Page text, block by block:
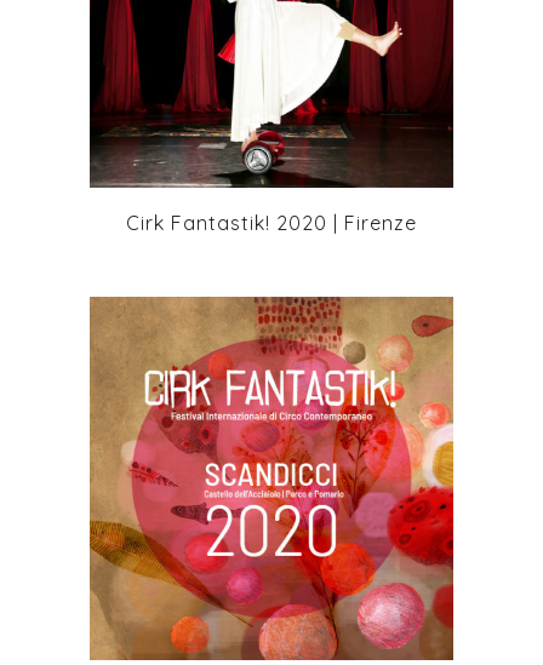
+
Cirk Fantastik! 2020 | Firenze
+